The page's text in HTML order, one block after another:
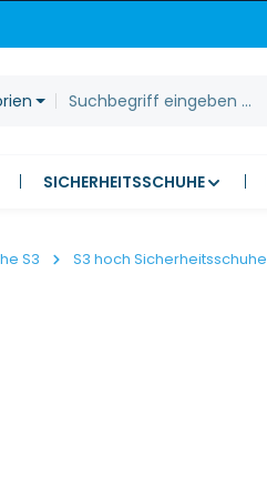
SICHERHEITSSCHUHE
S3 S3 hoch Sicherheitsschuhe